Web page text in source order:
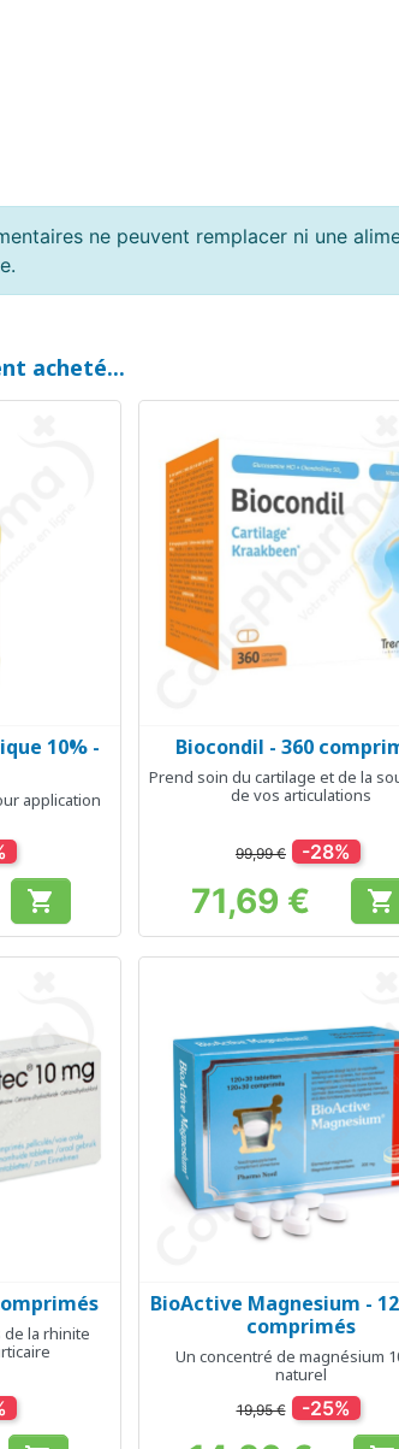
ne peuvent remplacer ni une
acheté...
10% -
application

Aperçu rapide
Biocondil - 360
Prend soin du cartilage et de la
de vos articulations
99,99 € -28%
Prix
71,69 € 
la rhinite
 Aperçu rapide
BioActive Magnesium -
comprimés
Un concentré de magnésium
naturel
19,95 € -25%